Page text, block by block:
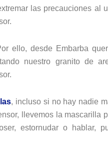
las precauciones al
ello, desde Embarba
nuestro granito de
, incluso si no hay nadie
llevemos la mascarilla
estornudar o hablar,